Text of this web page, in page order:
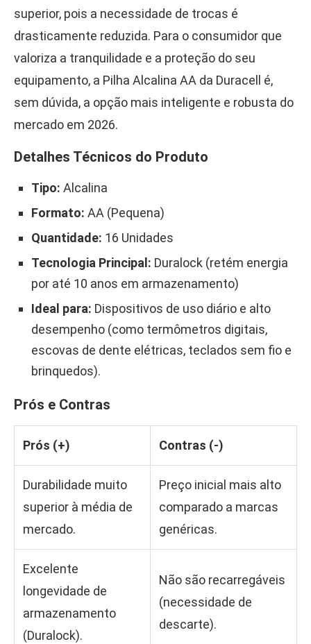
superior, pois a necessidade de trocas é
drasticamente reduzida. Para o consumidor que
valoriza a tranquilidade e a proteção do seu
equipamento, a Pilha Alcalina AA da Duracell é,
sem dúvida, a opção mais inteligente e robusta do
mercado em 2026.
Detalhes Técnicos do Produto
Tipo: Alcalina
Formato: AA (Pequena)
Quantidade: 16 Unidades
Tecnologia Principal: Duralock (retém energia
por até 10 anos em armazenamento)
Ideal para: Dispositivos de uso diário e alto
desempenho (como termômetros digitais,
escovas de dente elétricas, teclados sem fio e
brinquedos).
Prós e Contras
Prós (+) Contras (-)
Durabilidade muito
superior à média de
mercado.
Preço inicial mais alto
comparado a marcas
genéricas.
Excelente
longevidade de
armazenamento
(Duralock).
Não são recarregáveis
(necessidade de
descarte).